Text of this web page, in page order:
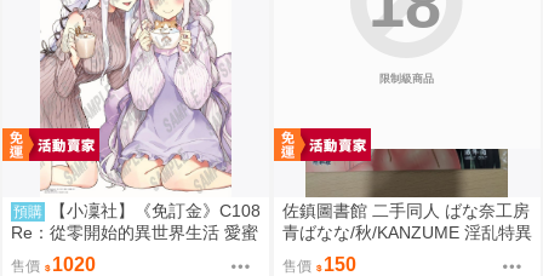
預購
【小凜社】《免訂金》C108
Re：從零開始的異世界生活 愛蜜
莉雅 艾姬多娜 拉姆 雷姆 B2掛軸
售價 1020
限制級商品
佐鎮圖書館 二手同人 ばな奈工房
青ばなな/秋/KANZUME 淫乱特異
点英霊風俗七番勝負 Fate FGO
售價 150